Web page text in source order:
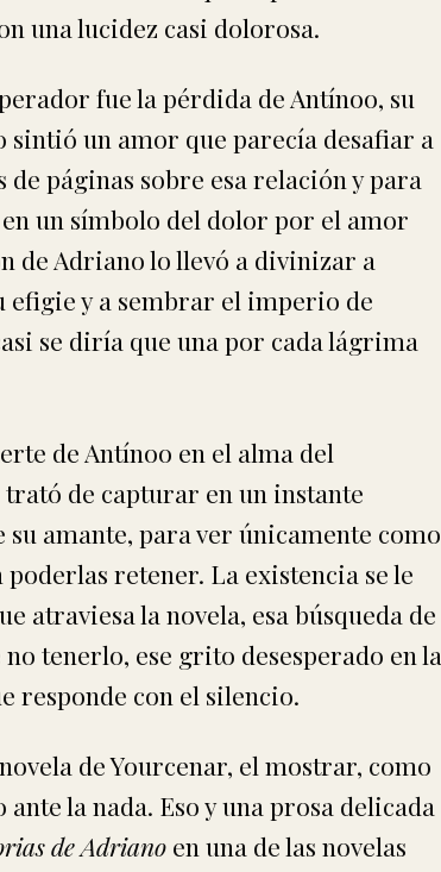
una lucidez casi dolorosa.
fue la pérdida de Antínoo, su
un amor que parecía desafiar a
páginas sobre esa relación y para
un símbolo del dolor por el amor
de Adriano lo llevó a divinizar a
efigie y a sembrar el imperio de
se diría que una por cada lágrima
de Antínoo en el alma del
de capturar en un instante
amante, para ver únicamente como
retener. La existencia se le
atraviesa la novela, esa búsqueda de
tenerlo, ese grito desesperado en la
responde con el silencio.
de Yourcenar, el mostrar, como
la nada. Eso y una prosa delicada
de Adriano en una de las novelas